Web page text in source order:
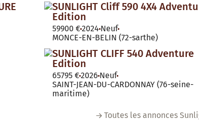
SUNLIGHT Cliff 590 4X4
Edition
59900 €2024 Neuf
MONCE-EN-BELIN (72-sarthe)
SUNLIGHT CLIFF 540 Adventure
Edition
65795 €2026 Neuf
SAINT-JEAN-DU-CARDONNAY (76-seine-
maritime)
Toutes les annonces